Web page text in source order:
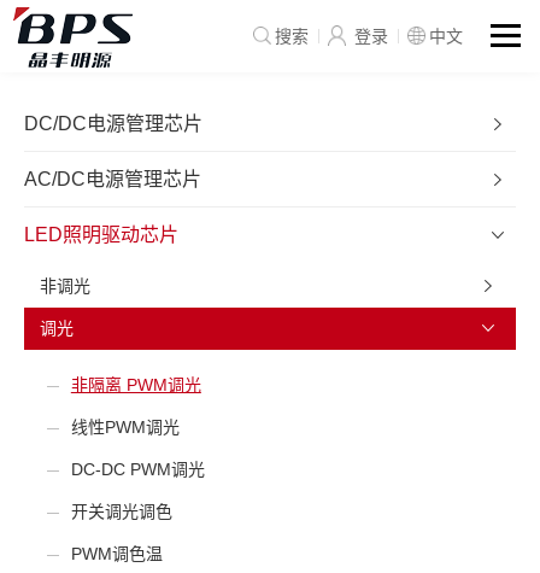
搜索 登录 中文
DC/DC电源管理芯片
AC/DC电源管理芯片
LED照明驱动芯片
非调光
调光
非隔离 PWM调光
线性PWM调光
DC-DC PWM调光
开关调光调色
PWM调色温